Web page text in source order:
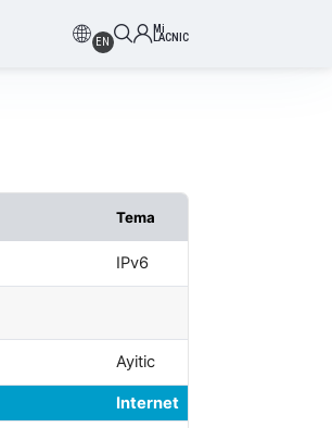
EN
Mi
LACNIC
Tema
IPv6
Ayitic
Internet